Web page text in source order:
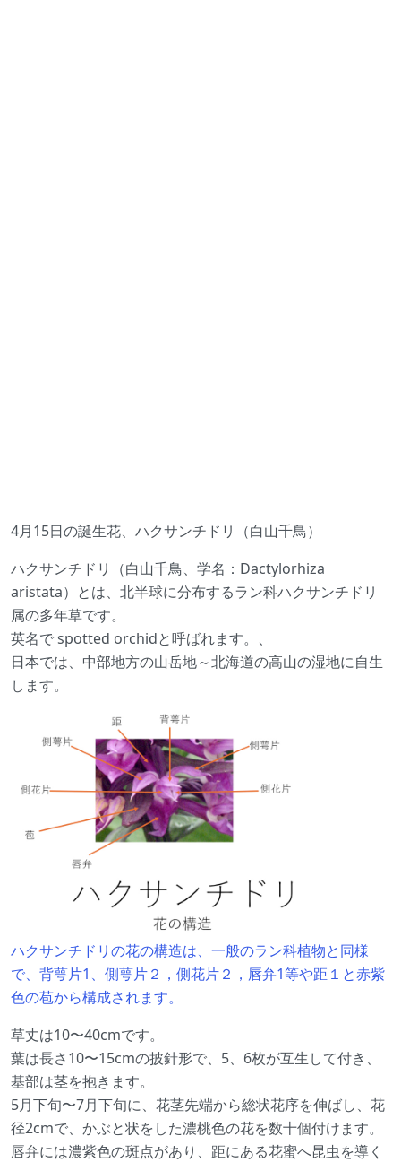
4月15日の誕生花、ハクサンチドリ（白山千鳥）
ハクサンチドリ（白山千鳥、学名：Dactylorhiza
aristata）とは、北半球に分布するラン科ハクサンチドリ
属の多年草です。
英名で spotted orchidと呼ばれます。、
日本では、中部地方の山岳地～北海道の高山の湿地に自生
します。
ハクサンチドリの花の構造は、一般のラン科植物と同様
で、背萼片1、側萼片２，側花片２，唇弁1等や距１と赤紫
色の苞から構成されます。
草丈は10〜40cmです。
葉は長さ10〜15cmの披針形で、5、6枚が互生して付き、
基部は茎を抱きます。
5月下旬〜7月下旬に、花茎先端から総状花序を伸ばし、花
径2cmで、かぶと状をした濃桃色の花を数十個付けます。
唇弁には濃紫色の斑点があり、距にある花蜜へ昆虫を導く